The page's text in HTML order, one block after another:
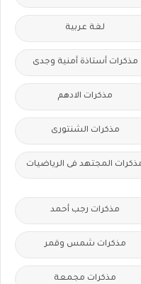
لغة عربية
مذكرات أستاذة أمنية وجدى
مذكرات الادهم
مذكرات الشنتورى
المجتهد فى الرياضيات
مذكرات رجب أحمد
مذكرات شمس وقمر
مذكرات مجمعة